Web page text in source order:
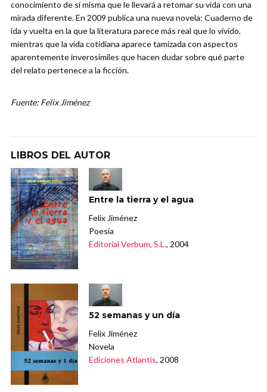
conocimiento de sí misma que le llevará a retomar su vida con una
mirada diferente. En 2009 publica una nueva novela: Cuaderno de
ida y vuelta en la que la literatura parece más real que lo vivido,
mientras que la vida cotidiana aparece tamizada con aspectos
aparentemente inverosímiles que hacen dudar sobre qué parte
del relato pertenece a la ficción.
Fuente: Felix Jiménez
LIBROS DEL AUTOR
Entre la tierra y el agua
Felix Jiménez
Poesía
Editorial Verbum, S.L., 2004
52 semanas y un día
Felix Jiménez
Novela
Ediciones Atlantis, 2008